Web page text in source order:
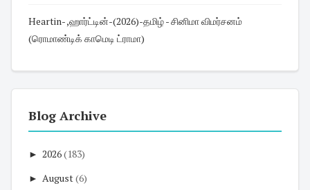
Heartin- ,ஹார்ட்டின்-(2026)-தமிழ் - சினிமா விமர்சனம்
(ரொமாண்டிக் காமெடி ட்ராமா)
Blog Archive
► 2026(183)
► August(6)